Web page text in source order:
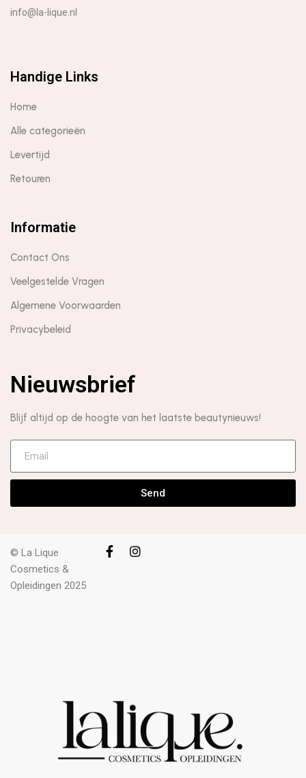
info@la-lique.nl
Handige Links
Home
Alle categorieën
Levertijd
Retouren
Informatie
Contact Ons
Veelgestelde Vragen
Algemene Voorwaarden
Privacybeleid
Nieuwsbrief
Blijf altijd op de hoogte van het laatste beautynieuws!
Send
© La Lique
Cosmetics &
Opleidingen 2025